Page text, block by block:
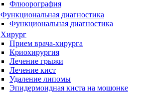
Флюорография
Функциональная диагностика
Функциональная диагностика
Хирург
Прием врача-хирурга
Криохирургия
Лечение грыжи
Лечение кист
Удаление липомы
Эпидермоидная киста на мошонке